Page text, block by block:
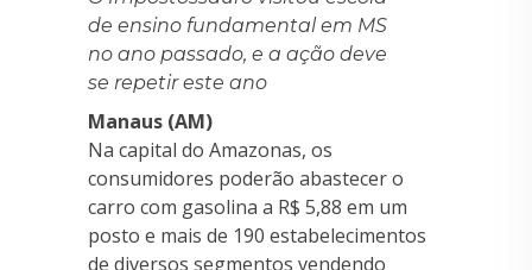
de ensino fundamental em MS
no ano passado, e a ação deve
se repetir este ano
Manaus (AM)
Na capital do Amazonas, os
consumidores poderão abastecer o
carro com gasolina a R$ 5,88 em um
posto e mais de 190 estabelecimentos
de diversos segmentos vendendo